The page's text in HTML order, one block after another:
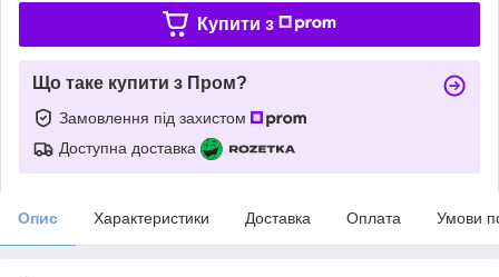
Купити з
Що таке купити з Пром?
Замовлення під захистом
Доступна доставка
Опис Характеристики Доставка Оплата Умови